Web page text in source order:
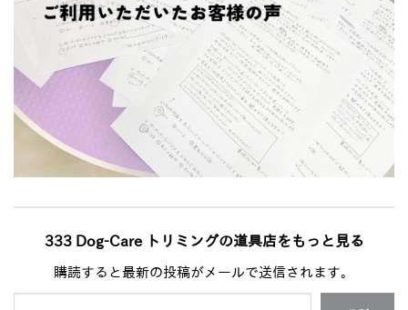
333 Dog-Care トリミングの道具店をもっと見る
購読すると最新の投稿がメールで送信されます。
メールアドレスを入力...